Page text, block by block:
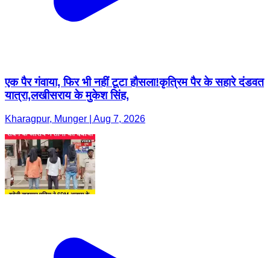
एक पैर गंवाया, फिर भी नहीं टूटा हौसला!कृत्रिम पैर के सहारे दंडवत
यात्रा,लखीसराय के मुकेश सिंह,
Kharagpur, Munger | Aug 7, 2026